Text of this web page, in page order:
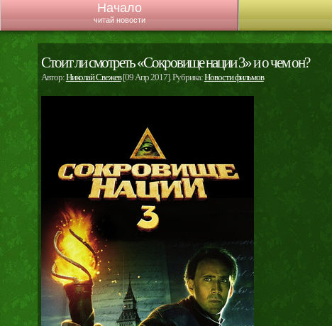
Начало
читай новости
Стоит ли смотреть «Сокровище нации 3» и о чем он?
Автор:Николай Свежев[09 Апр 2017]. Рубрика:Новости фильмов